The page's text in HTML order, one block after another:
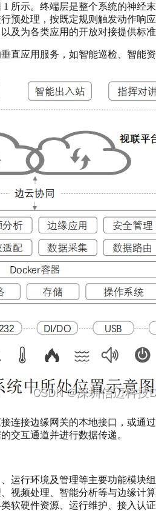
所示。终端层是整个系统的神经
预处理，按既定规则触发动作
及为各类应用的开放对接提供标
直应用服务，如智能巡检、智能资
连接边缘网关的本地接口，或
交互通道并进行数据传递。
运行环境及管理等主要功能模
视频处理、智能分析等与边缘
软硬件资源、运行维护、接入认证